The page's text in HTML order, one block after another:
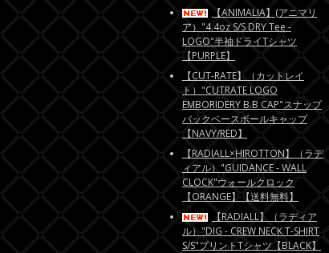
【ANIMALIA】(アニマリ
ア）"4.4oz S/S DRY Tee -
LOGO"半袖ドライTシャツ
【PURPLE】
【CUT-RATE】（カットレイ
ト）"CUTRATE LOGO
EMBORIDERY B.B CAP"スナップ
バックベースボールキャップ
【NAVY/RED】
【RADIALL×HIROTTON】（ラデ
ィアル）"GUIDANCE - WALL
CLOCK"ウォールクロック
【ORANGE】【送料無料】
【RADIALL】（ラディア
ル）"DIG - CREW NECK T-SHIRT
S/S"プリントTシャツ【BLACK】